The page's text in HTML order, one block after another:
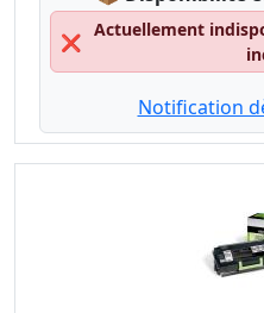
❌
Actuellement
Notification